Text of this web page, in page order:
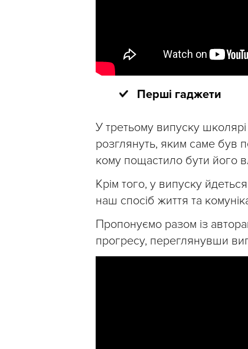
Перші гаджети
У третьому випуску
розглянуть, яким саме був
кому пощастило бути його
Крім того, у випуску
наш спосіб життя та
Пропонуємо разом із
прогресу, переглянувши